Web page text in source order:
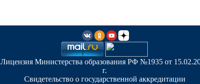
Лицензия Министерства образования РФ №1935 от
г.
Свидетельство о государственной аккредитации